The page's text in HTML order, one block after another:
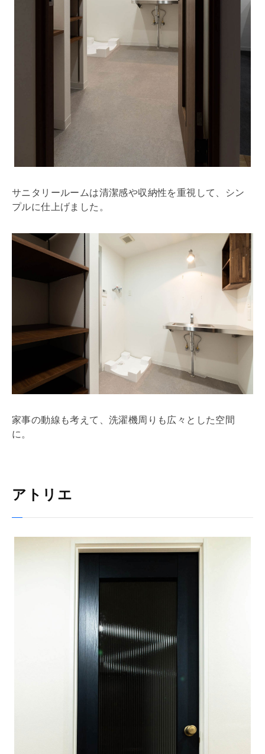
サニタリールームは清潔感や収納性を重視して、シン
プルに仕上げました。
家事の動線も考えて、洗濯機周りも広々とした空間
に。
アトリエ